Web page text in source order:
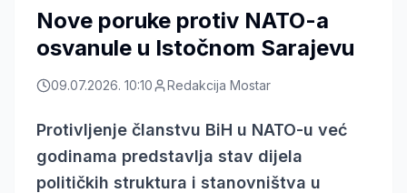
Nove poruke protiv NATO-a
osvanule u Istočnom Sarajevu
09.07.2026. 10:10 Redakcija Mostar
Protivljenje članstvu BiH u NATO-u već
godinama predstavlja stav dijela
političkih struktura i stanovništva u